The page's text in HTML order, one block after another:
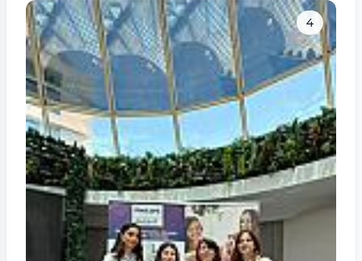
Tam ölçüdə bax
4